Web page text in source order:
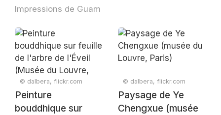
Impressions de Guam
© dalbera, flickr.com
Peinture
bouddhique sur
© dalbera, flickr.com
Paysage de Ye
Chengxue (musée